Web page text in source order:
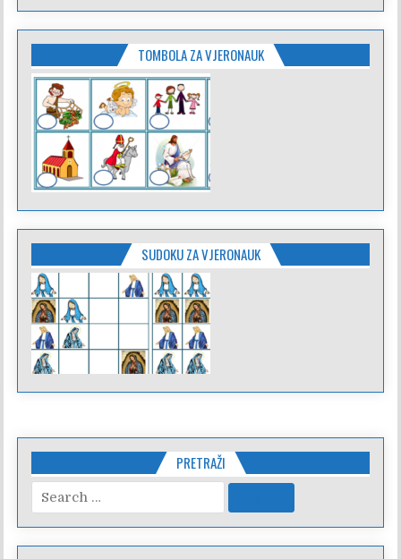
TOMBOLA ZA VJERONAUK
SUDOKU ZA VJERONAUK
PRETRAŽI
Search
for: